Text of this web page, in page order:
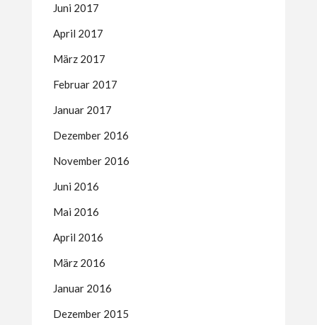
Juni 2017
April 2017
März 2017
Februar 2017
Januar 2017
Dezember 2016
November 2016
Juni 2016
Mai 2016
April 2016
März 2016
Januar 2016
Dezember 2015